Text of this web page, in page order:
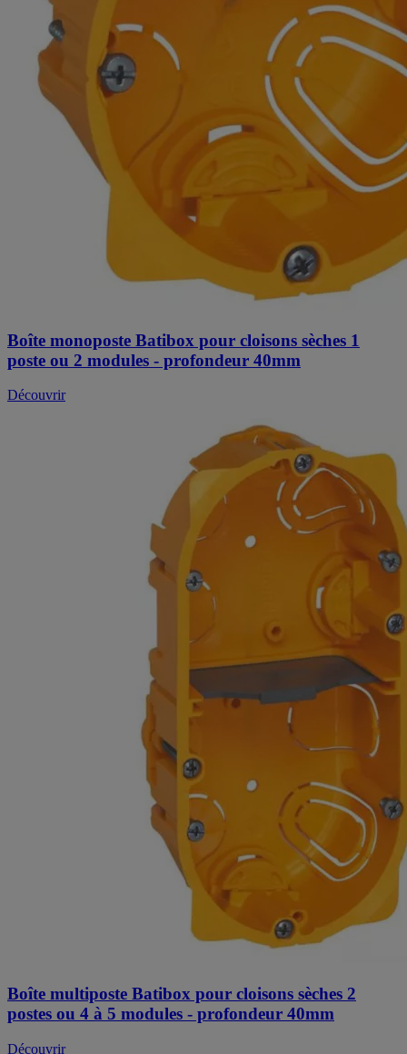
Boîte monoposte Batibox pour cloisons sèches 1
poste ou 2 modules - profondeur 40mm
Découvrir
Boîte multiposte Batibox pour cloisons sèches 2
postes ou 4 à 5 modules - profondeur 40mm
Découvrir